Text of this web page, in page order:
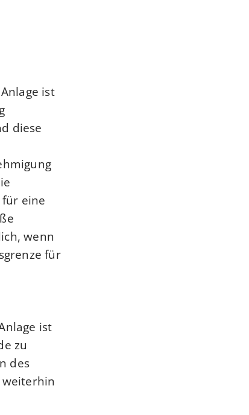
ist
diese
eine
wenn
für
ist
zu
des